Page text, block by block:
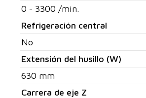
0 - 3300 /min.
Refrigeración central
No
Extensión del husillo (W)
630 mm
Carrera de eje Z